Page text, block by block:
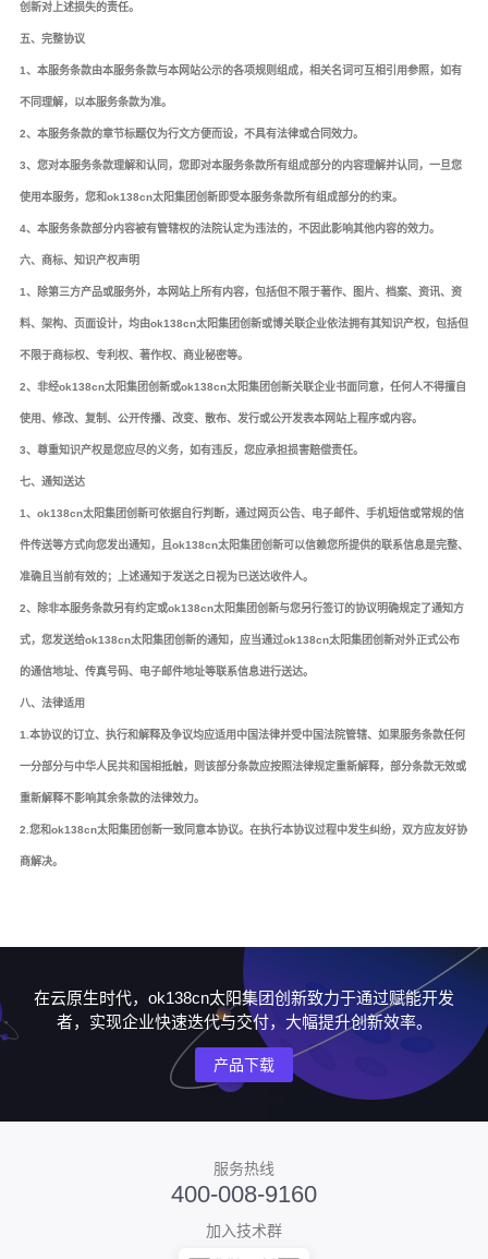
创新对上述损失的责任。
五、完整协议
1、本服务条款由本服务条款与本网站公示的各项规则组成，相关名词可互相引用参照，如有
不同理解，以本服务条款为准。
2、本服务条款的章节标题仅为行文方便而设，不具有法律或合同效力。
3、您对本服务条款理解和认同，您即对本服务条款所有组成部分的内容理解并认同，一旦您
使用本服务，您和ok138cn太阳集团创新即受本服务条款所有组成部分的约束。
4、本服务条款部分内容被有管辖权的法院认定为违法的，不因此影响其他内容的效力。
六、商标、知识产权声明
1、除第三方产品或服务外，本网站上所有内容，包括但不限于著作、图片、档案、资讯、资
料、架构、页面设计，均由ok138cn太阳集团创新或博关联企业依法拥有其知识产权，包括但
不限于商标权、专利权、著作权、商业秘密等。
2、非经ok138cn太阳集团创新或ok138cn太阳集团创新关联企业书面同意，任何人不得擅自
使用、修改、复制、公开传播、改变、散布、发行或公开发表本网站上程序或内容。
3、尊重知识产权是您应尽的义务，如有违反，您应承担损害赔偿责任。
七、通知送达
1、ok138cn太阳集团创新可依据自行判断，通过网页公告、电子邮件、手机短信或常规的信
件传送等方式向您发出通知，且ok138cn太阳集团创新可以信赖您所提供的联系信息是完整、
准确且当前有效的；上述通知于发送之日视为已送达收件人。
2、除非本服务条款另有约定或ok138cn太阳集团创新与您另行签订的协议明确规定了通知方
式，您发送给ok138cn太阳集团创新的通知，应当通过ok138cn太阳集团创新对外正式公布
的通信地址、传真号码、电子邮件地址等联系信息进行送达。
八、法律适用
1.本协议的订立、执行和解释及争议均应适用中国法律并受中国法院管辖、如果服务条款任何
一分部分与中华人民共和国相抵触，则该部分条款应按照法律规定重新解释，部分条款无效或
重新解释不影响其余条款的法律效力。
2.您和ok138cn太阳集团创新一致同意本协议。在执行本协议过程中发生纠纷，双方应友好协
商解决。
在云原生时代，ok138cn太阳集团创新致力于通过赋能开发
者，实现企业快速迭代与交付，大幅提升创新效率。
产品下载
服务热线
400-008-9160
加入技术群